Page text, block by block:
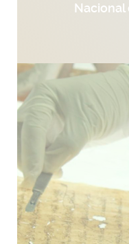
Nacional